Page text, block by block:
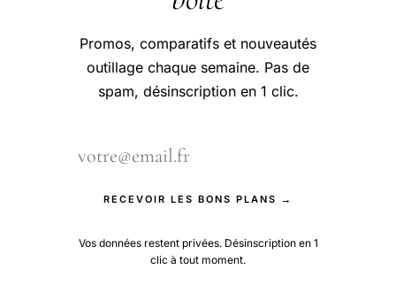
Promos, comparatifs et nouveautés
outillage chaque semaine. Pas de
spam, désinscription en 1 clic.
RECEVOIR LES BONS PLANS →
Vos données restent privées. Désinscription en 1
clic à tout moment.